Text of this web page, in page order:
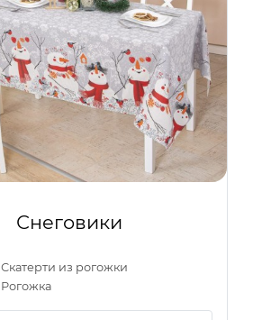
Снеговики
Скатерти из рогожки
Рогожка